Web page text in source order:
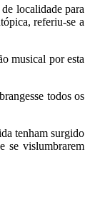
localidade para
referiu-se a
musical por esta
todos os
tenham surgido
se vislumbrarem